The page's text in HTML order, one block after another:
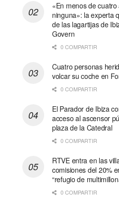
«En menos de
ninguna»: la experta
de las lagartijas de
Govern
0 COMPARTIR
Cuatro personas
volcar su coche en
0 COMPARTIR
El Parador de Ibiza
acceso al ascensor
plaza de la Catedral
0 COMPARTIR
RTVE entra en las
comisiones del 20%
“refugio de
0 COMPARTIR